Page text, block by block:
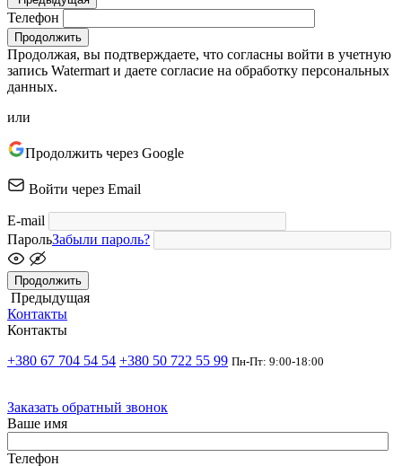
Телефон
Продолжить
Продолжая, вы подтверждаете, что согласны войти в учетную
запись Watermart и даете согласие на обработку персональных
данных.
или
Продолжить через Google
Войти через Email
E-mail
ПарольЗабыли пароль?
Продолжить
Предыдущая
Контакты
Контакты
+380 67 704 54 54 +380 50 722 55 99 Пн-Пт: 9:00-18:00
Заказать обратный звонок
Ваше имя
Телефон